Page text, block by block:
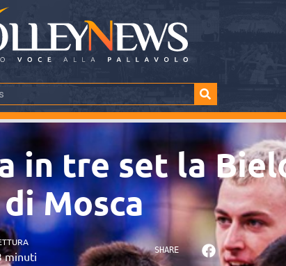
in tre set la
Mosca
minuti SHARE